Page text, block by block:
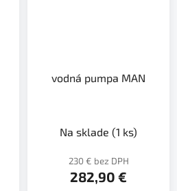
vodná pumpa MAN
Na sklade (1 ks)
230 € bez DPH
282,90 €